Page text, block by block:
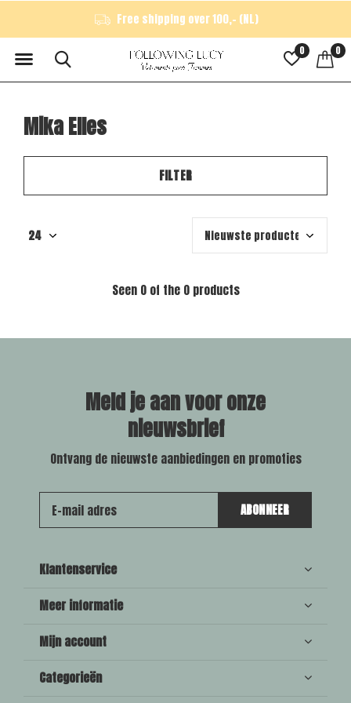
0 0
Free shipping over 100,- (NL)
Mika Elles
FILTER
Seen 0 of the 0 products
Meld je aan voor onze
nieuwsbrief
Ontvang de nieuwste aanbiedingen en promoties
ABONNEER
Klantenservice
Meer informatie
Mijn account
Categorieën